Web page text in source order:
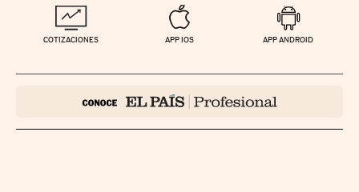
COTIZACIONES APP IOS APP ANDROID